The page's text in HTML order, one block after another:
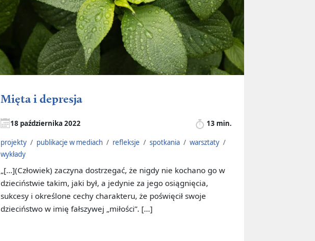
Mięta i depresja
18 października 2022 13 min.
projekty / publikacje w mediach / refleksje / spotkania / warsztaty /
wykłady
„[…](Człowiek) zaczyna dostrzegać, że nigdy nie kochano go w
dzieciństwie takim, jaki był, a jedynie za jego osiągnięcia,
sukcesy i określone cechy charakteru, że poświęcił swoje
dzieciństwo w imię fałszywej „miłości”. […]